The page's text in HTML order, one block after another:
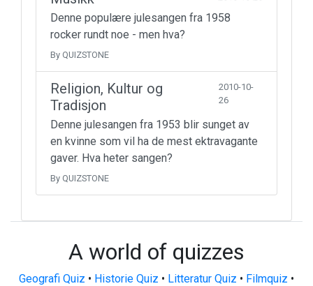
Denne populære julesangen fra 1958
rocker rundt noe - men hva?
By QUIZSTONE
Religion, Kultur og
Tradisjon
2010-10-
26
Denne julesangen fra 1953 blir sunget av
en kvinne som vil ha de mest ektravagante
gaver. Hva heter sangen?
By QUIZSTONE
A world of quizzes
Geografi Quiz • Historie Quiz • Litteratur Quiz • Filmquiz •